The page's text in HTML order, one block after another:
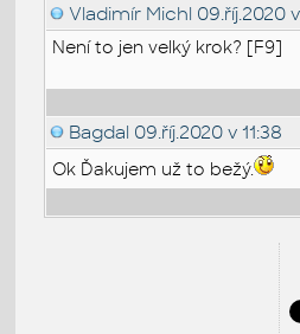
Vladimír Michl 09.říj.2020 v
Není to jen velký krok? [F9]
Bagdal 09.říj.2020 v 11:38
Ok Ďakujem už to bežý.